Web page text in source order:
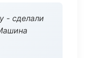
- сделали